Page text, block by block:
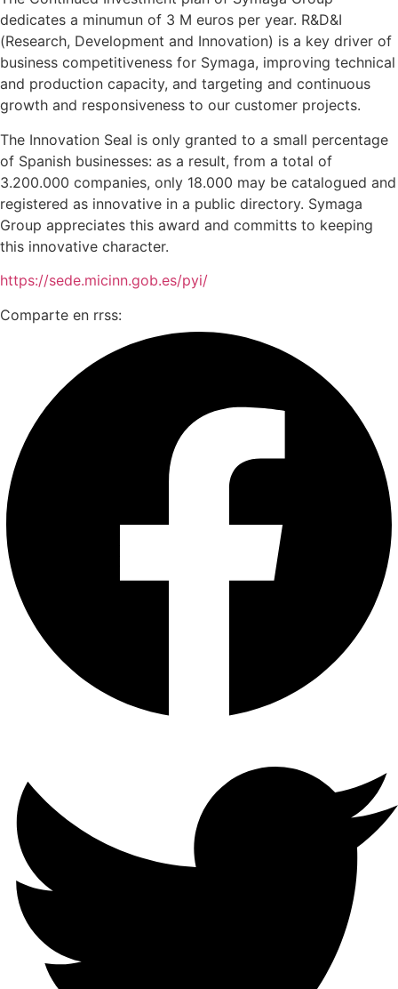
dedicates a minumun of 3 M euros per year. R&D&I
(Research, Development and Innovation) is a key driver of
business competitiveness for Symaga, improving technical
and production capacity, and targeting and continuous
growth and responsiveness to our customer projects.
The Innovation Seal is only granted to a small percentage
of Spanish businesses: as a result, from a total of
3.200.000 companies, only 18.000 may be catalogued and
registered as innovative in a public directory. Symaga
Group appreciates this award and committs to keeping
this innovative character.
https://sede.micinn.gob.es/pyi/
Comparte en rrss: